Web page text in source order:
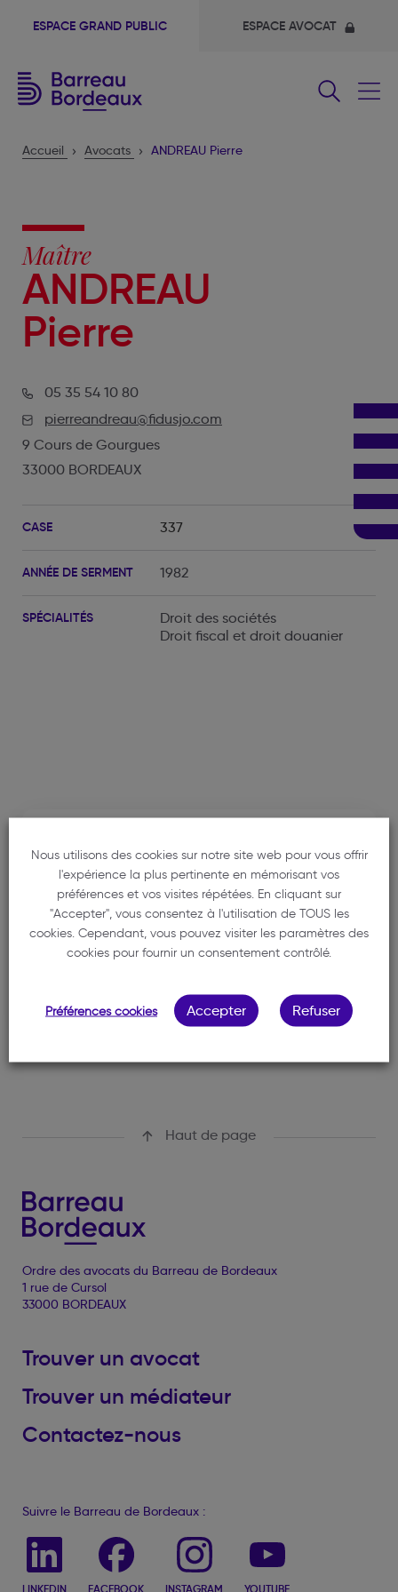
ESPACE GRAND PUBLIC ESPACE AVOCAT
Accueil Avocats ANDREAU Pierre
Maître
ANDREAU
Pierre
05 35 54 10 80
pierreandreau@fidusjo.com
9 Cours de Gourgues
33000 BORDEAUX
CASE 337
ANNÉE DE SERMENT 1982
SPÉCIALITÉS
Droit des sociétés
Droit fiscal et droit douanier
Cabinet
FIDUCIAIRE SAINT JOSEPH
05 35 54 10 80
https://fiduciairesaintjoseph.fr/
pierreandreau@fidusjo.com
33000 BORDEAUX
Haut de page
Ordre des avocats du Barreau de Bordeaux
1 rue de Cursol
33000 BORDEAUX
Trouver un avocat
Trouver un médiateur
Contactez-nous
Suivre le Barreau de Bordeaux :
LINKEDIN FACEBOOK INSTAGRAM YOUTUBE
Nous utilisons des cookies sur notre site web pour vous offrir
l'expérience la plus pertinente en mémorisant vos
préférences et vos visites répétées. En cliquant sur
"Accepter", vous consentez à l'utilisation de TOUS les
cookies. Cependant, vous pouvez visiter les paramètres des
cookies pour fournir un consentement contrôlé.
Préférences cookies Accepter Refuser